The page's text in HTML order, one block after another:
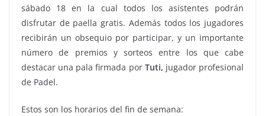
sábado 18 en la cual todos los asistentes podrán
disfrutar de paella gratis. Además todos los jugadores
recibirán un obsequio por participar, y un importante
número de premios y sorteos entre los que cabe
destacar una pala firmada por Tuti, jugador profesional
de Padel.
Estos son los horarios del fin de semana: